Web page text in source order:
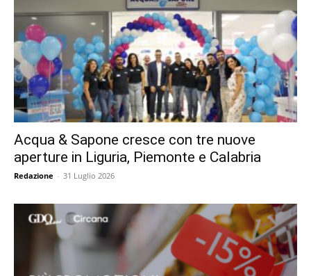
Acqua & Sapone cresce con tre nuove
aperture in Liguria, Piemonte e Calabria
Redazione - 31 Luglio 2026